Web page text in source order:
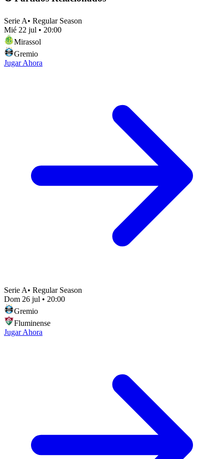
Serie A• Regular Season
Mié 22 jul • 20:00
Mirassol
Gremio
Jugar Ahora
Serie A• Regular Season
Dom 26 jul • 20:00
Gremio
Fluminense
Jugar Ahora